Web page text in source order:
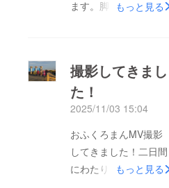
ます。脚本→出演者→
ものが出来上がってき
ております。ご支援い
ただいた方には年内に
限定公開のページをお
送りできると思いま
す。どうぞお楽しみ
もっと見る
撮影してきまし
た！
2025/11/03 15:04
おふくろまんMV撮影
してきました！二日間
にわたりお天気にも恵
もっと見る